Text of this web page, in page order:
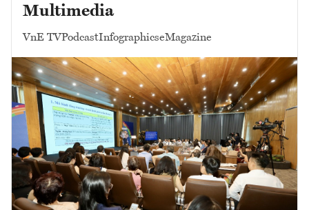
Multimedia
VnE TVPodcastInfographicseMagazine